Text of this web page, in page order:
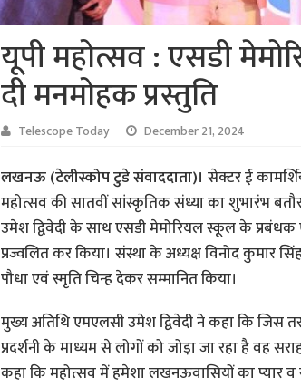
यूपी महोत्सव : एसडी
दी मनमोहक प्रस्तुति
Telescope Today December 21, 2024
लखनऊ (टेलीस्कोप टुडे संवाददाता)। सेक्टर ई
महोत्सव की सातवीं सांस्कृतिक संध्या का शुभारंभ
उमेश द्विवेदी के साथ एसडी मेमोरियल स्कूल के प्रबंधक
प्रज्वलित कर किया। संस्था के अध्यक्ष विनोद कुमार
पौधा एवं स्मृति चिन्ह देकर सम्मानित किया।
मुख्य अतिथि एमएलसी उमेश द्विवेदी ने कहा कि जिस
प्रदर्शनी के माध्यम से लोगों को जोड़ा जा रहा है वह
कहा कि महोत्सव में हमेशा लखनऊवासियों का प्यार व